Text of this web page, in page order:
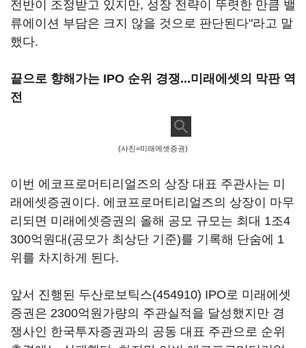
전반이 조정받고 있지만, 성장 전략이 뚜렷한 만큼 밸
류에이션 부담은 크지 않을 것으로 판단된다"라고 말
했다.
끝으로 향해가는 IPO 순위 경쟁...미래에셋의 막판 역
전
(사진=미래에셋증권)
이번 에코프로머티리얼즈의 상장 대표 주관사는 미
래에셋증권이다. 에코프로머티리얼즈의 상장이 마무
리되면 미래에셋증권의 올해 공모 규모는 최대 1조4
300억원대(공모가 최상단 기준)를 기록해 단숨에 1
위를 차지하게 된다.
앞서 진행된 두산로보틱스(454910) IPO로 미래에셋
증권은 2300억원가량의 주관실적을 달성했지만 경
쟁사인 한국투자증권과의 공동 대표 주관으로 순위